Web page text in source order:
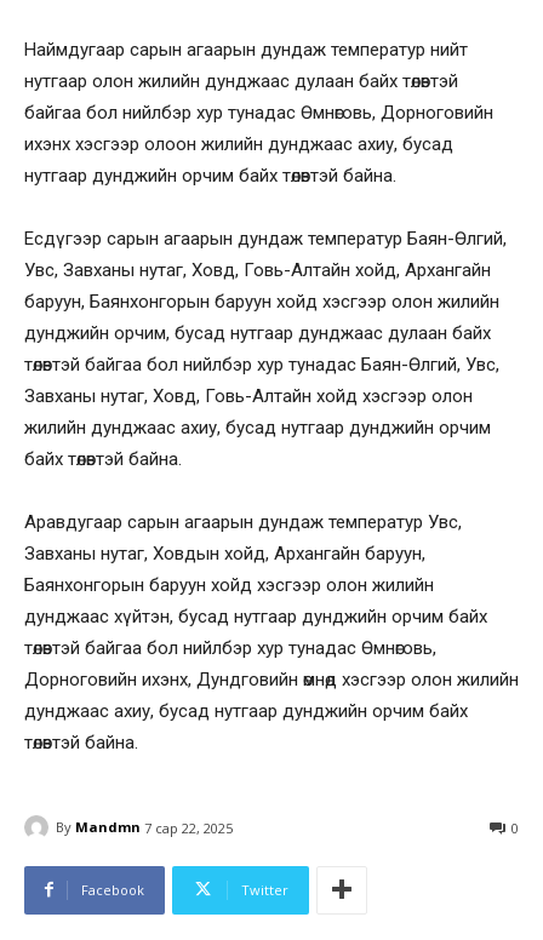
Наймдугаар сарын агаарын дундаж температур нийт
нутгаар олон жилийн дунджаас дулаан байх төлөвтэй
байгаа бол нийлбэр хур тунадас Өмнөговь, Дорноговийн
ихэнх хэсгээр олоон жилийн дунджаас ахиу, бусад
нутгаар дунджийн орчим байх төлөвтэй байна.
Есдүгээр сарын агаарын дундаж температур Баян-Өлгий,
Увс, Завханы нутаг, Ховд, Говь-Алтайн хойд, Архангайн
баруун, Баянхонгорын баруун хойд хэсгээр олон жилийн
дунджийн орчим, бусад нутгаар дунджаас дулаан байх
төлөвтэй байгаа бол нийлбэр хур тунадас Баян-Өлгий, Увс,
Завханы нутаг, Ховд, Говь-Алтайн хойд хэсгээр олон
жилийн дунджаас ахиу, бусад нутгаар дунджийн орчим
байх төлөвтэй байна.
Аравдугаар сарын агаарын дундаж температур Увс,
Завханы нутаг, Ховдын хойд, Архангайн баруун,
Баянхонгорын баруун хойд хэсгээр олон жилийн
дунджаас хүйтэн, бусад нутгаар дунджийн орчим байх
төлөвтэй байгаа бол нийлбэр хур тунадас Өмнөговь,
Дорноговийн ихэнх, Дундговийн өмнөд хэсгээр олон жилийн
дунджаас ахиу, бусад нутгаар дунджийн орчим байх
төлөвтэй байна.
By Mandmn 7 сар 22, 2025 0
Facebook Twitter